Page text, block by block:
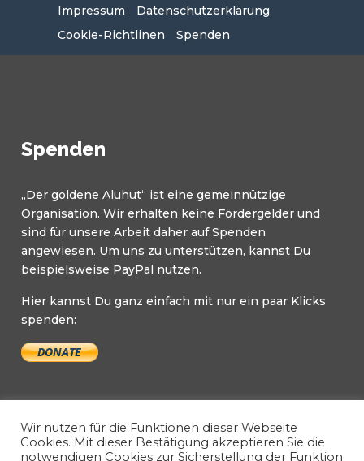
Impressum
Datenschutzerklärung
Cookie-Richtlinen
Spenden
Spenden
„Der goldene Aluhut“ ist eine gemeinnützige
Organisation. Wir erhalten keine Fördergelder und
sind für unsere Arbeit daher auf Spenden
angewiesen. Um uns zu unterstützen, kannst Du
beispielsweise PayPal nutzen.
Hier kannst Du ganz einfach mit nur ein paar Klicks
spenden:
Wir nutzen für die Funktionen dieser Webseite
Cookies. Mit dieser Bestätigung akzeptieren Sie die
notwendigen Cookies zur Sicherstellung der Funktion